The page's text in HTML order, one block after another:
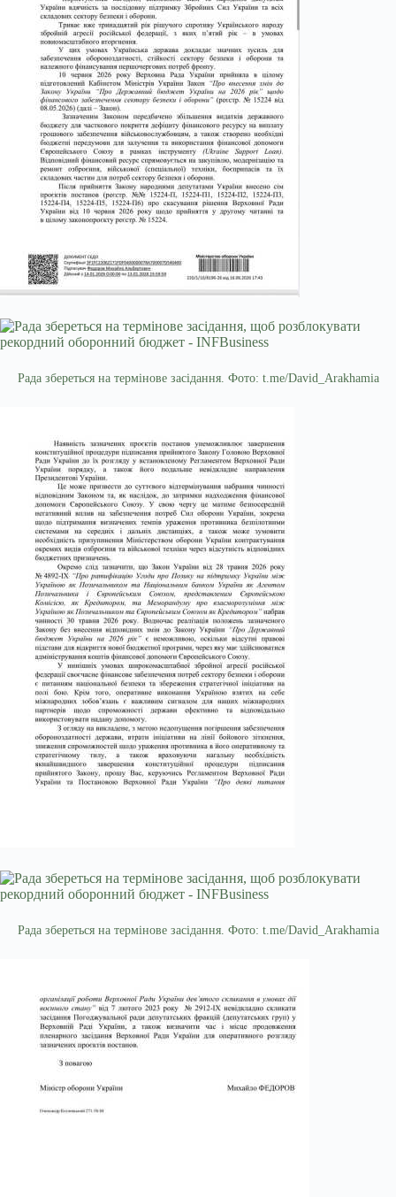
Рада збереться на термінове засідання. Фото: t.me/David_Arakhamia
Рада збереться на термінове засідання. Фото: t.me/David_Arakhamia